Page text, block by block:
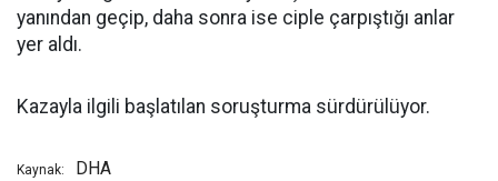
yanından geçip, daha sonra ise ciple çarpıştığı anlar
yer aldı.
Kazayla ilgili başlatılan soruşturma sürdürülüyor.
Kaynak: DHA